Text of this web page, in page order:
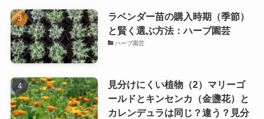
ラベンダー苗の購入時期（季節）
と賢く選ぶ方法：ハーブ園芸
ハーブ園芸
見分けにくい植物（2）マリーゴ
ールドとキンセンカ（金盞花）と
カレンデュラは同じ？違う？見分